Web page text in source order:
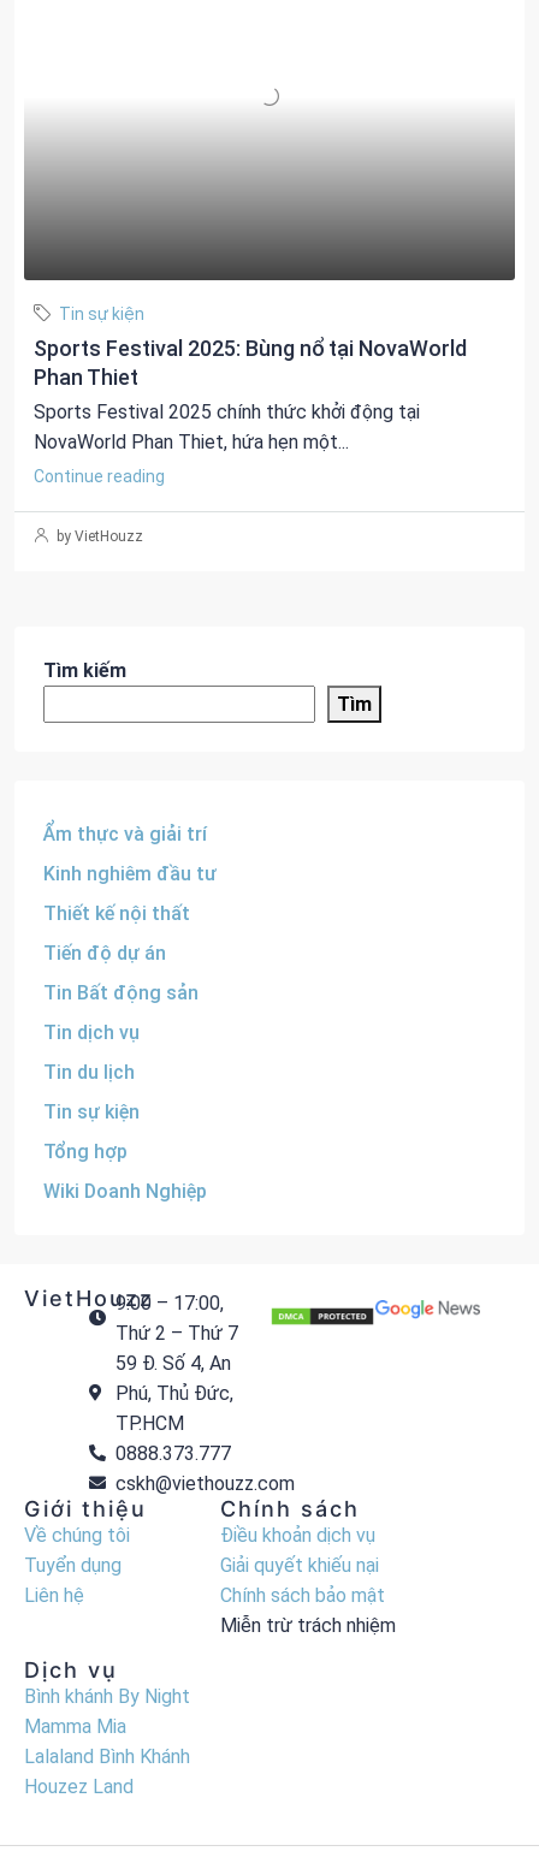
Tin sự kiện
Sports Festival 2025: Bùng nổ tại NovaWorld
Phan Thiet
Sports Festival 2025 chính thức khởi động tại
NovaWorld Phan Thiet, hứa hẹn một...
Continue reading
by VietHouzz
Tìm kiếm
Tìm
Ẩm thực và giải trí
Kinh nghiêm đầu tư
Thiết kế nội thất
Tiến độ dự án
Tin Bất động sản
Tin dịch vụ
Tin du lịch
Tin sự kiện
Tổng hợp
Wiki Doanh Nghiệp
VietHouzz9:00 – 17:00,
Thứ 2 – Thứ 7
59 Đ. Số 4, An
Phú, Thủ Đức,
TP.HCM
0888.373.777
cskh@viethouzz.com
Giới thiệu
Về chúng tôi
Tuyển dụng
Liên hệ
Chính sách
Điều khoản dịch vụ
Giải quyết khiếu nại
Chính sách bảo mật
Miễn trừ trách nhiệm
Dịch vụ
Bình khánh By Night
Mamma Mia
Lalaland Bình Khánh
Houzez Land